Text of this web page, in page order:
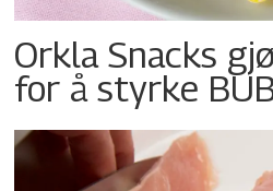
Orkla Snacks
for å styrke